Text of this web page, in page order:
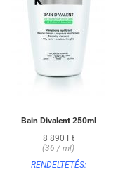
Bain Divalent 250ml
8 890 Ft
(36 / ml)
RENDELTETÉS: